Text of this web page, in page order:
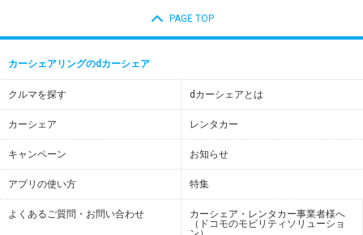
PAGE TOP
カーシェアリングのdカーシェア
クルマを探す dカーシェアとは
カーシェア レンタカー
キャンペーン お知らせ
アプリの使い方 特集
よくあるご質問・お問い合わせ
カーシェア・レンタカー事業者様へ
（ドコモのモビリティソリューショ